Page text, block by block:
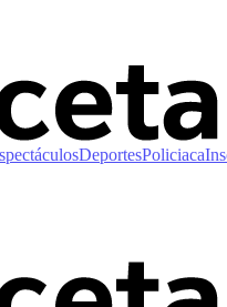
DeportesPoliciaca